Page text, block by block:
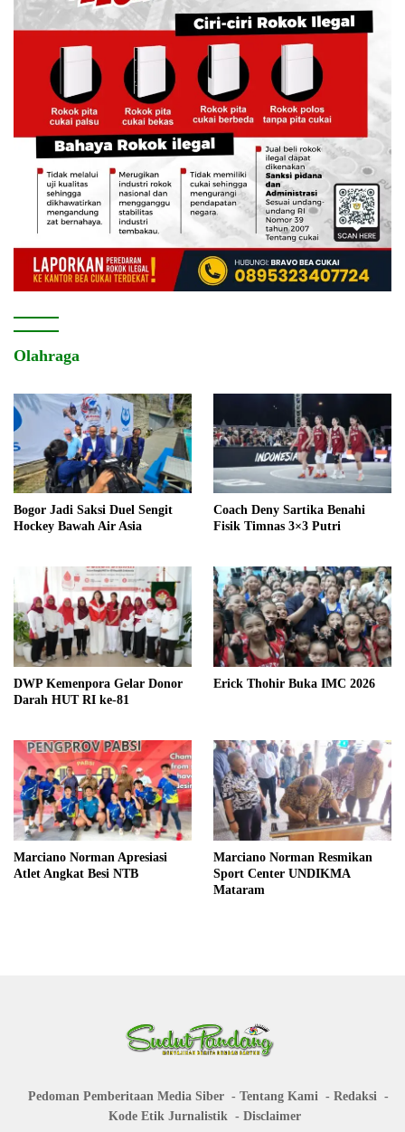
Olahraga
Bogor Jadi Saksi Duel Sengit
Hockey Bawah Air Asia
Coach Deny Sartika Benahi
Fisik Timnas 3×3 Putri
DWP Kemenpora Gelar Donor
Darah HUT RI ke-81
Erick Thohir Buka IMC 2026
Marciano Norman Apresiasi
Atlet Angkat Besi NTB
Marciano Norman Resmikan
Sport Center UNDIKMA
Mataram
Pedoman Pemberitaan Media Siber Tentang Kami
Redaksi
Kode Etik Jurnalistik
Disclaimer